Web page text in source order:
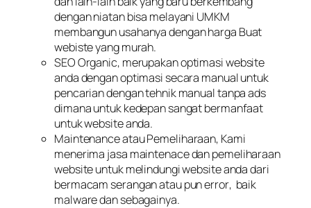
dengan niatan bisa melayani UMKM
membangun usahanya dengan harga Buat
webiste yang murah.
SEO Organic, merupakan optimasi website
anda dengan optimasi secara manual untuk
pencarian dengan tehnik manual tanpaads
dimana untuk kedepan sangat bermanfaat
untuk website anda.
Maintenanceatau Pemeliharaan, Kami
menerima jasa maintenacedan pemeliharaan
website untuk melindungi website anda dari
bermacam serangan atau punerror, baik
malwaredan sebagainya.